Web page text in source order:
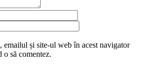
emailul și site-ul web în acest navigator
o să comentez.